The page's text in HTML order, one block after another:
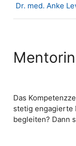
Dr. med. Anke
Das
stetig engagierte
begleiten? Dann